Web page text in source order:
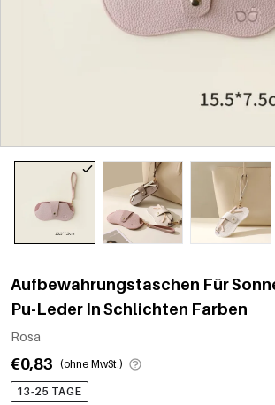
Aufbewahrungstaschen Für
Pu-Leder In Schlichten Farben
Rosa
€0,83 (ohne MwSt.)
13-25 TAGE